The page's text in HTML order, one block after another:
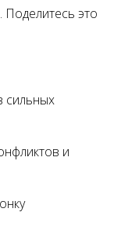
Поделитесь это
сильных
и